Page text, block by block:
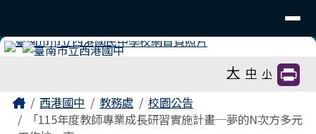
大 中 小
主內容區域
Home西港國中 教務處
校園公告
「115年度教師專業成長研習實施計畫─夢的N次方多元
頁尾區域